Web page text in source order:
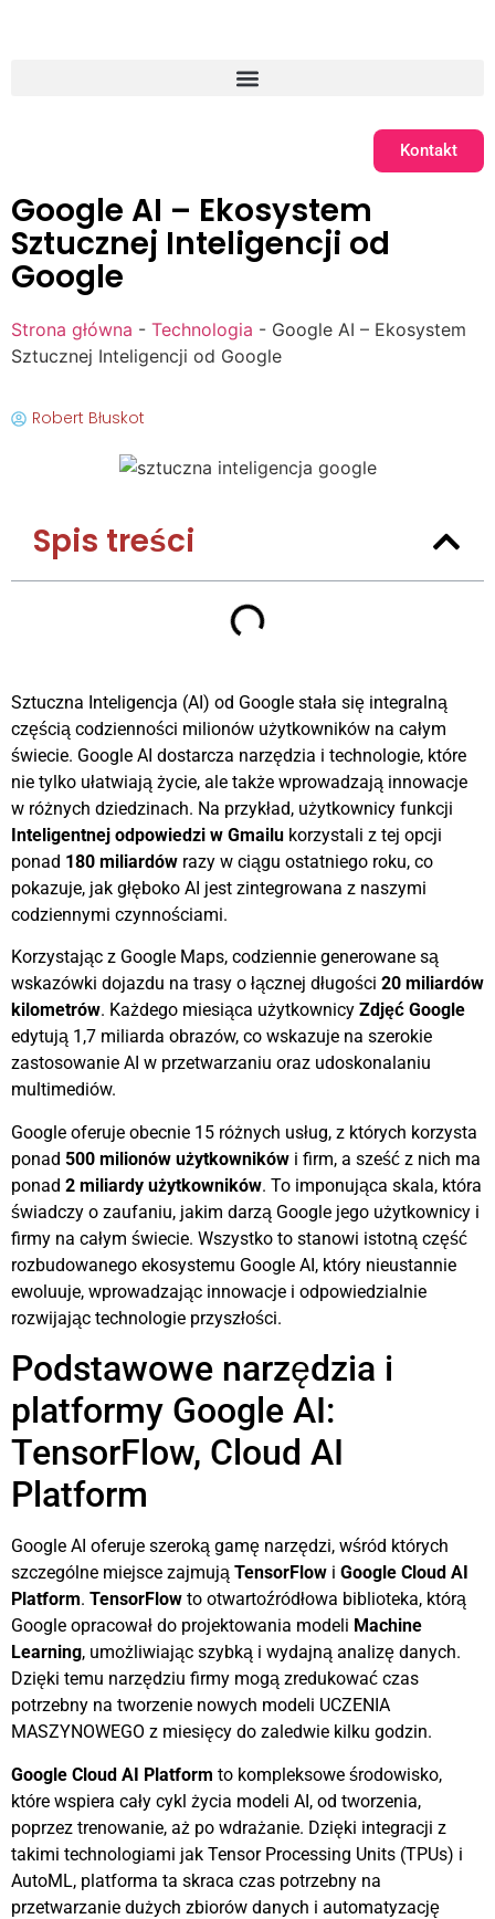
Kontakt
Google AI – Ekosystem
Sztucznej Inteligencji od
Google
Strona główna - Technologia - Google AI – Ekosystem
Sztucznej Inteligencji od Google
Robert Błuskot
Spis treści
Sztuczna Inteligencja (AI) od Google stała się integralną
częścią codzienności milionów użytkowników na całym
świecie. Google AI dostarcza narzędzia i technologie, które
nie tylko ułatwiają życie, ale także wprowadzają innowacje
w różnych dziedzinach. Na przykład, użytkownicy funkcji
Inteligentnej odpowiedzi w Gmailu korzystali z tej opcji
ponad 180 miliardów razy w ciągu ostatniego roku, co
pokazuje, jak głęboko AI jest zintegrowana z naszymi
codziennymi czynnościami.
Korzystając z Google Maps, codziennie generowane są
wskazówki dojazdu na trasy o łącznej długości 20 miliardów
kilometrów. Każdego miesiąca użytkownicy Zdjęć Google
edytują 1,7 miliarda obrazów, co wskazuje na szerokie
zastosowanie AI w przetwarzaniu oraz udoskonalaniu
multimediów.
Google oferuje obecnie 15 różnych usług, z których korzysta
ponad 500 milionów użytkowników i firm, a sześć z nich ma
ponad 2 miliardy użytkowników. To imponująca skala, która
świadczy o zaufaniu, jakim darzą Google jego użytkownicy i
firmy na całym świecie. Wszystko to stanowi istotną część
rozbudowanego ekosystemu Google AI, który nieustannie
ewoluuje, wprowadzając innowacje i odpowiedzialnie
rozwijając technologie przyszłości.
Podstawowe narzędzia i
platformy Google AI:
TensorFlow, Cloud AI
Platform
Google AI oferuje szeroką gamę narzędzi, wśród których
szczególne miejsce zajmują TensorFlow i Google Cloud AI
Platform. TensorFlow to otwartoźródłowa biblioteka, którą
Google opracował do projektowania modeli Machine
Learning, umożliwiając szybką i wydajną analizę danych.
Dzięki temu narzędziu firmy mogą zredukować czas
potrzebny na tworzenie nowych modeli UCZENIA
MASZYNOWEGO z miesięcy do zaledwie kilku godzin.
Google Cloud AI Platform to kompleksowe środowisko,
które wspiera cały cykl życia modeli AI, od tworzenia,
poprzez trenowanie, aż po wdrażanie. Dzięki integracji z
takimi technologiami jak Tensor Processing Units (TPUs) i
AutoML, platforma ta skraca czas potrzebny na
przetwarzanie dużych zbiorów danych i automatyzację